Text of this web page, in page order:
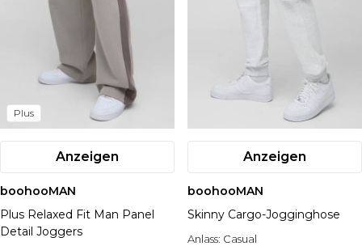
Plus
Anzeigen
boohooMAN
Plus Relaxed Fit Man Panel
Detail Joggers
Anzeigen
boohooMAN
Skinny Cargo-Jogginghose
Anlass: Casual